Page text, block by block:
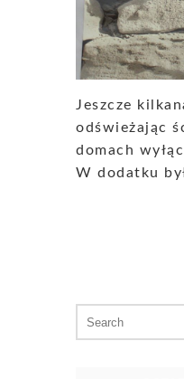
Jeszcze
odświeżając
domach
W dodatku
for: